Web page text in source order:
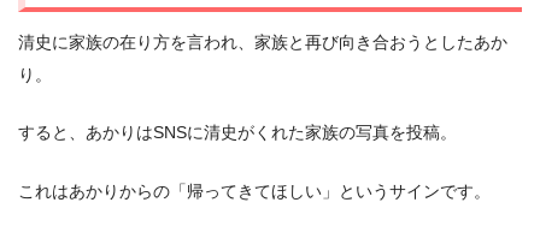
清史に家族の在り方を言われ、家族と再び向き合おうとしたあか
り。
すると、あかりはSNSに清史がくれた家族の写真を投稿。
これはあかりからの「帰ってきてほしい」というサインです。